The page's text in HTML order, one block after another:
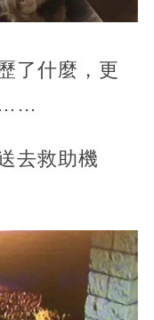
了什麼，更
……
去救助機